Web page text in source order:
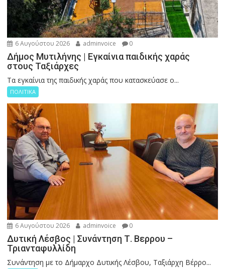
6 Αυγούστου 2026 adminvoice 0
Δήμος Μυτιλήνης | Εγκαίνια παιδικής χαράς
στους Ταξιάρχες
Tα εγκαίνια της παιδικής χαράς που κατασκεύασε ο...
ΠΟΛΙΤΙΚΑ
6 Αυγούστου 2026 adminvoice 0
Δυτική Λέσβος | Συνάντηση Τ. Βερρου –
Τριανταφυλλίδη
Συνάντηση με το Δήμαρχο Δυτικής Λέσβου, Ταξιάρχη Βέρρο...